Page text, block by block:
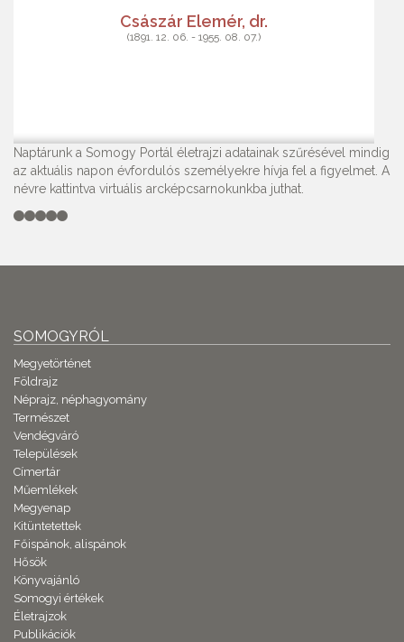
Császár Elemér, dr.
(1891. 12. 06. - 1955. 08. 07.)
Naptárunk a Somogy Portál életrajzi adatainak szűrésével mindig
az aktuális napon évfordulós személyekre hívja fel a figyelmet. A
névre kattintva virtuális arcképcsarnokunkba juthat.
SOMOGYRÓL
Megyetörténet
Földrajz
Néprajz, néphagyomány
Természet
Vendégváró
Települések
Címertár
Műemlékek
Megyenap
Kitüntetettek
Főispánok, alispánok
Hősök
Könyvajánló
Somogyi értékek
Életrajzok
Publikációk